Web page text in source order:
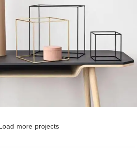
Leo uteu ullamcorper
more projects